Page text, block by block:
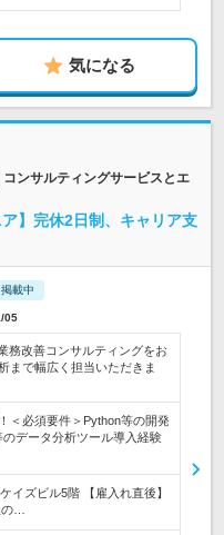
気になる
ンサルティングサービスとエ
】完休2日制、キャリア支
載中
05
務改善コンサルティングをお
まで幅広く担当いただきま
＜必須要件＞Python等の開発
データ分析ツール導入経験
イズビル5階 【雇入れ直後】
…